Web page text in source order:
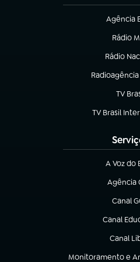
Agência
(abre em
Rádio
(abre
Rádio
(abre em
TV
(abre
TV Brasil
(abre em
A Voz do
(abre em
Agência
(abre em
Canal
(abre
Canal
(abre em
Canal
(abre
Monitoramento e